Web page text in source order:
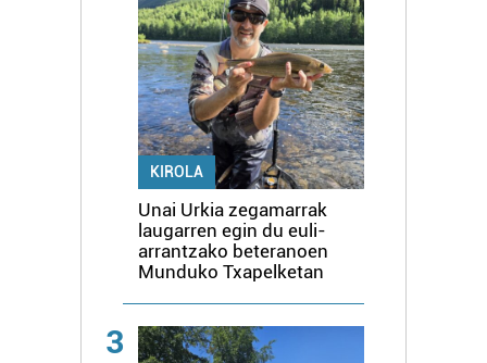
KIROLA
Unai Urkia zegamarrak
laugarren egin du euli-
arrantzako beteranoen
Munduko Txapelketan
3